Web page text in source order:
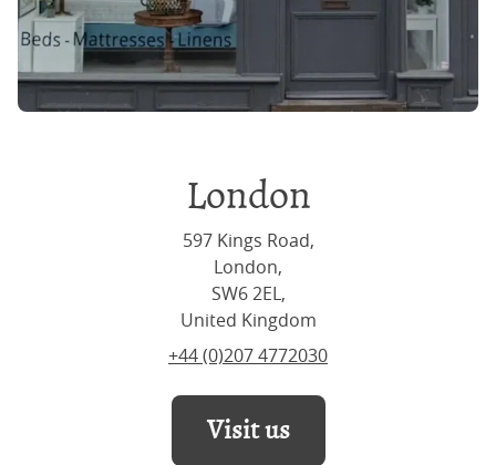
London
597 Kings Road,
London,
SW6 2EL,
United Kingdom
+44 (0)207 4772030
Visit us